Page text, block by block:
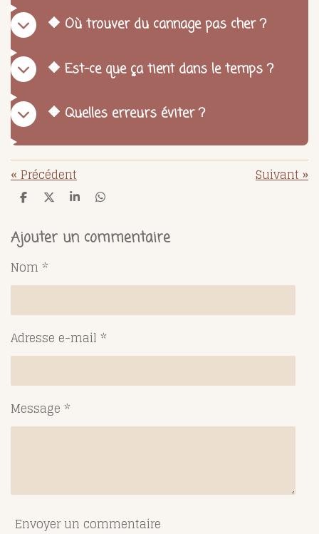
🔶 Où trouver du cannage pas cher ?
🔶 Est-ce que ça tient dans le temps ?
🔶 Quelles erreurs éviter ?
«Précédent Suivant»
P
t
a
e
r
P
t
a
r
P
t
a
r
P
t
a
r
Ajouter un commentaire
Nom *
Adresse e-mail *
Message *
Envoyer un commentaire